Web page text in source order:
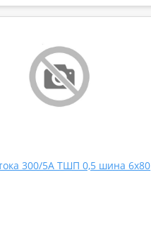
300/5А ТШП 0,5 шина 6х80